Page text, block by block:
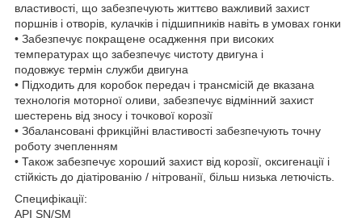
властивості, що забезпечують життєво важливий захист
поршнів і отворів, кулачків і підшипників навіть в умовах гонки
• Забезпечує покращене осадження при високих
температурах що забезпечує чистоту двигуна і
подовжує термін служби двигуна
• Підходить для коробок передач і трансмісій де вказана
технологія моторної оливи, забезпечує відмінний захист
шестерень від зносу і точкової корозії
• Збалансовані фрикційні властивості забезпечують точну
роботу зчепленням
• Також забезпечує хороший захист від корозії, оксигенації і
стійкість до діатірованію / нітрованії, більш низька летючість.
Специфікації:
API SN/SM